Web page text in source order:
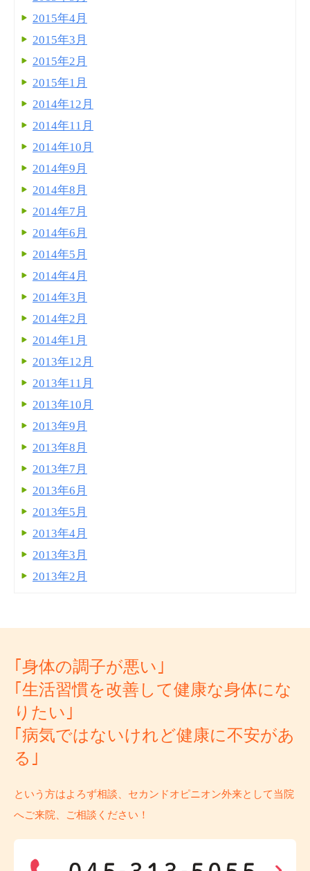
2015年4月
2015年3月
2015年2月
2015年1月
2014年12月
2014年11月
2014年10月
2014年9月
2014年8月
2014年7月
2014年6月
2014年5月
2014年4月
2014年3月
2014年2月
2014年1月
2013年12月
2013年11月
2013年10月
2013年9月
2013年8月
2013年7月
2013年6月
2013年5月
2013年4月
2013年3月
2013年2月
｢身体の調子が悪い｣
｢生活習慣を改善して健康な身体にな
りたい｣
｢病気ではないけれど健康に不安があ
る｣
という方はよろず相談、セカンドオピニオン外来として当院
へご来院、ご相談ください！